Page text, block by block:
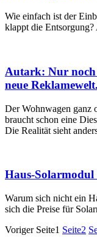
Wie einfach ist der
klappt die
Autark: Nur noch
neue Reklamewelt.
Der Wohnwagen ganz
braucht schon eine
Die Realität sieht
Haus-
Warum sich nicht ein
sich die Preise für
Voriger Seite1 Seite2